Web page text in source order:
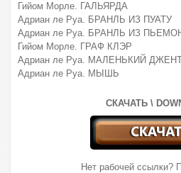
Гийом Морле. ГАЛЬЯРДА
Адриан ле Руа. БРАНЛЬ ИЗ ПУАТУ
Адриан ле Руа. БРАНЛЬ ИЗ
Гийом Морле. ГРАФ КЛЭР
Адриан ле Руа. МАЛЕНЬКИЙ
Адриан ле Руа. МЫШЬ
СКАЧАТЬ \
Нет рабочей ссылки?